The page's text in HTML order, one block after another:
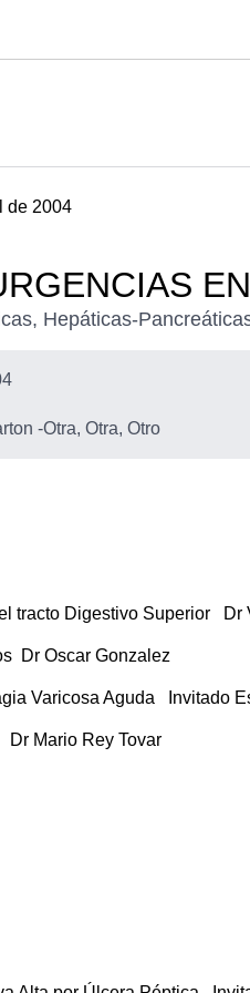
de 2004
Hepáticas-
-Otra, Otra, Otro
tracto Digestivo Superior Dr
Dr Oscar Gonzalez
Varicosa Aguda Invitado
Mario Rey Tovar